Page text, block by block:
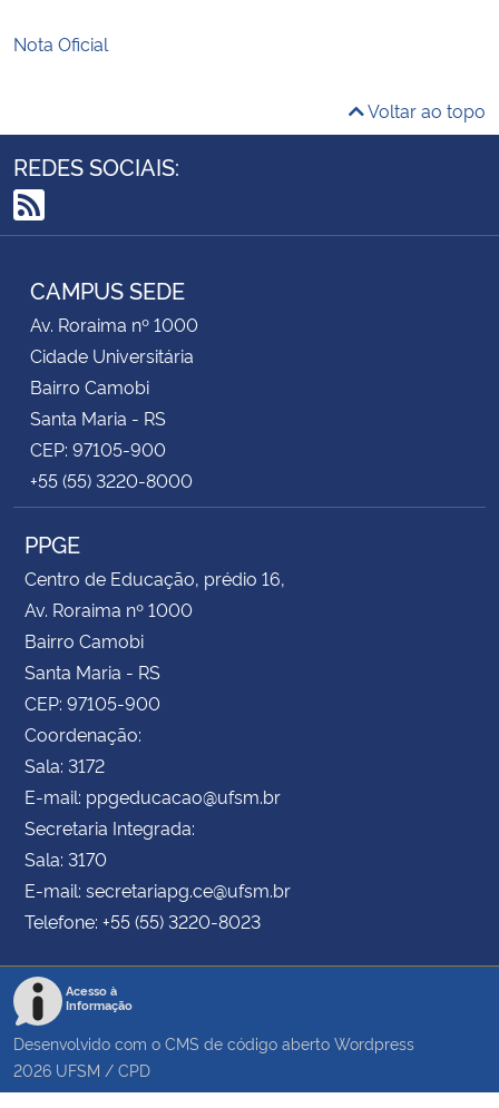
Nota Oficial
Voltar ao topo
REDES SOCIAIS:
RSS
CAMPUS SEDE
Av. Roraima nº 1000
Cidade Universitária
Bairro Camobi
Santa Maria - RS
CEP: 97105-900
+55 (55) 3220-8000
PPGE
Centro de Educação, prédio 16,
Av. Roraima nº 1000
Bairro Camobi
Santa Maria - RS
CEP: 97105-900
Coordenação:
Sala: 3172
E-mail: ppgeducacao@ufsm.br
Secretaria Integrada:
Sala: 3170
E-mail: secretariapg.ce@ufsm.br
Telefone: +55 (55) 3220-8023
Acesso à
Informação
Desenvolvido com o CMS de código aberto Wordpress
2026 UFSM / CPD